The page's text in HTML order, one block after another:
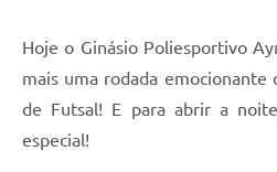
Hoje o Ginásio Poliesportivo
mais uma rodada emocionante
de Futsal! E para abrir a
especial!